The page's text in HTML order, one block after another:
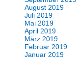
August 2019
Juli 2019
Mai 2019
April 2019
März 2019
Februar 2019
Januar 2019